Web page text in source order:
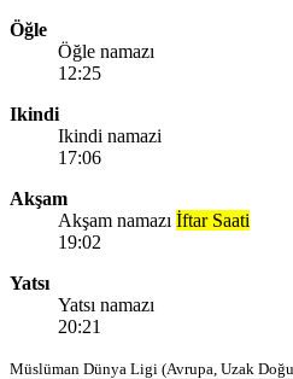
Öğle
Öğle namazı
12:25
Ikindi
Ikindi namazi
17:06
Akşam
Akşam namazı İftar Saati
19:02
Yatsı
Yatsı namazı
20:21
Müslüman Dünya Ligi (Avrupa, Uzak